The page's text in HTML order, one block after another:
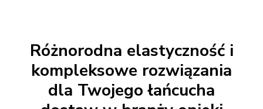
Różnorodna elastyczność i
kompleksowe rozwiązania
dla Twojego łańcucha